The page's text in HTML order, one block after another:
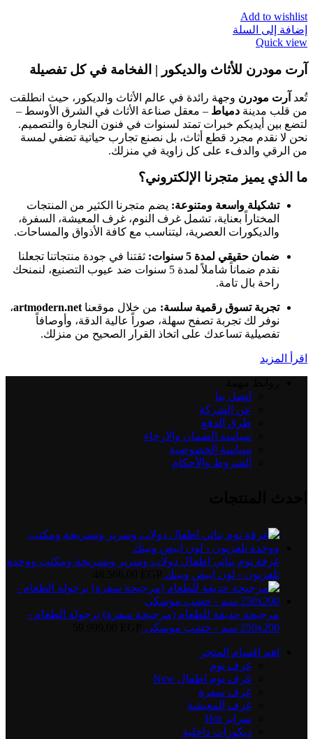
Add to wishlist
إضافة إلى السلة
Quick view
آرت مودرن للأثاث والديكور | الفخامة في كل تفصيلة
تُعد آرت مودرن وجهة رائدة في عالم الأثاث والديكور، حيث انطلقت
من قلب مدينة دمياط – معقل صناعة الأثاث في الشرق الأوسط –
لتضع بين أيديكم خبرات تمتد لسنوات في فنون النجارة والتصميم.
نحن لا نقدم مجرد قطع أثاث، بل نصنع تجارب حياتية تضفي لمسة
من الرقي والدفء على كل زاوية في منزلك.
ما الذي يميز متجرنا الإلكتروني؟
تشكيلة واسعة ومتنوعة: يضم متجرنا الكثير من المنتجات
المختاراً بعناية، تشمل غرف النوم، غرف المعيشة، السفرة،
والديكورات العصرية، ليتناسب مع كافة الأذواق والمساحات.
ضمان حقيقي لمدة 5 سنوات:
ثقتنا في جودة منتجاتنا تجعلنا
نقدم ضماناً شاملاً لمدة 5 سنوات ضد عيوب التصنيع، لنمنحك
راحة بال تامة.
تجربة تسوق رقمية سلسة: من خلال موقعنا artmodern.net،
نوفر لك تجربة تصفح سهلة، صوراً عالية الدقة، وأوصافاً
تفصيلية تساعدك على اتخاذ القرار الصحيح من منزلك.
اقرأ المزيد
اتصل بنا
عن الشركة
طرق الدفع
سياسة الضمان والارجاء
سياسة الخصوصية
الشروط والأحكام
غرفة نوم بناتي اطفال دولاب وسرير وتسريحة ومكتب ووحدة
تلفزيون - لون ابيض وبينك
مرجيحة حديقة للطعام (مرجيحة سفرة) برجولة الطعام -
250x200 سم - خشب موسكى
اهم اقسام المتجر
غرف نوم
غرف نوم اطفال New
غرف سفرة
غرف المعيشة
سرايرHot
ديكورات داخلية